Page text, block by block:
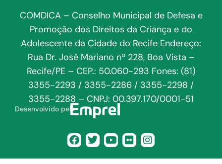
COMDICA – Conselho Municipal de Defesa e
Promoção dos Direitos da Criança e do
Adolescente da Cidade do Recife Endereço:
Rua Dr. José Mariano nº 228, Boa Vista –
Recife/PE – CEP.: 50.060-293 Fones: (81)
3355-2293 / 3355-2286 / 3355-2298 /
3355-2288 – CNPJ: 00.397.170/0001-51
Desenvolvido pela